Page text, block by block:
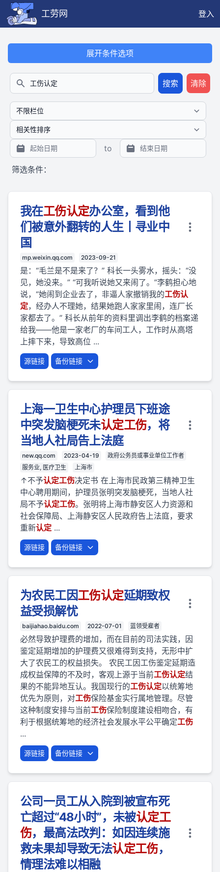
工劳网
登入
展开条件选项
搜索
搜索 清除
to
筛选条件：
我在工伤认定办公室，看到他
们被意外翻转的人生丨寻业中
国
mp.weixin.qq.com 2023-09-21
是：“毛兰是不是来了？” 科长一头雾水，摇头：“没
见，她没来。” “可我听说她又来闹了。”李鹤担心地
说，“她闹到企业去了，非逼人家撤销我的工伤认
定，经办人不理她，结果她跑人家家里闹，连厂长
家都去了。” 科长从前年的资料里调出李鹤的档案递
给我——他是一家老厂的车间工人，工作时从高塔
上摔下来，导致高位 ...
源链接 备份链接
上海一卫生中心护理员下班途
中突发脑梗死未认定工伤，将
当地人社局告上法庭
new.qq.com 2023-04-19
政府公务员或事业单位工作者
服务业, 医疗卫生
上海市
↑不予认定工伤决定书 在上海市民政第三精神卫生
中心聘用期间，护理员张明突发脑梗死，当地人社
局不予认定工伤。张明将上海市静安区人力资源和
社会保障局、上海静安区人民政府告上法庭，要求
重新认定 ...
源链接 备份链接
为农民工因工伤认定延期致权
益受损解忧
baijiahao.baidu.com 2022-07-01 蓝领受雇者
必然导致护理费的增加，而在目前的司法实践，因
鉴定延期增加的护理费又很难得到支持，无形中扩
大了农民工的权益损失。 农民工因工伤鉴定延期造
成权益保障的不及时，客观上源于当前工伤认定结
果的不能异地互认。我国现行的工伤认定以统筹地
优先为原则，对工伤保险基金实行属地管理。尽管
这种制度安排与当前工伤保险制度建设相吻合，有
利于根据统筹地的经济社会发展水平公平确定工伤
...
源链接 备份链接
公司一员工从入院到被宣布死
亡超过“48小时”，未被认定工
伤，最高法改判：如因连续施
救未果却导致无法认定工伤，
情理法难以相融